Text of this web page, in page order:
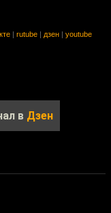
rutube дзен youtube
в Дзен